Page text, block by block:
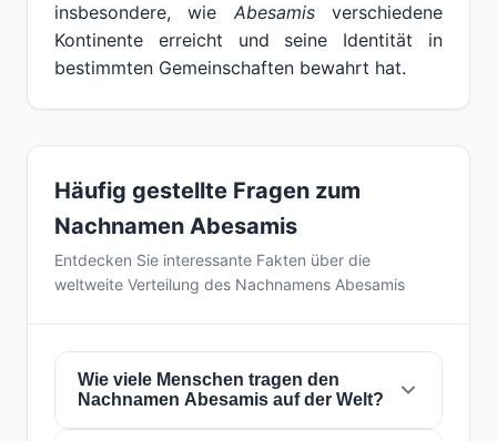
insbesondere, wie Abesamisverschiedene
Kontinente erreicht und seine Identität in
bestimmten Gemeinschaften bewahrt hat.
Häufig gestellte Fragen zum
Nachnamen Abesamis
Entdecken Sie interessante Fakten über die
weltweite Verteilung des Nachnamens Abesamis
Wie viele Menschen tragen den
Nachnamen Abesamis auf der Welt?